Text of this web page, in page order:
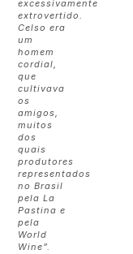
excessivamente
extrovertido.
Celso era
um
homem
cordial,
que
cultivava
os
amigos,
muitos
dos
quais
produtores
representados
no Brasil
pela La
Pastina e
pela
World
Wine”.